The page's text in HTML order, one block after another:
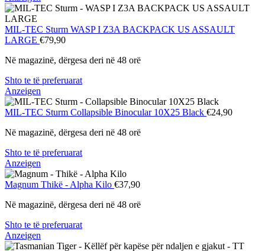
MIL-TEC Sturm WASP I Z3A BACKPACK US ASSAULT
LARGE €79,90
Në magazinë, dërgesa deri në 48 orë
Shto te të preferuarat
Anzeigen
MIL-TEC Sturm Collapsible Binocular 10X25 Black €24,90
Në magazinë, dërgesa deri në 48 orë
Shto te të preferuarat
Anzeigen
Magnum Thikë - Alpha Kilo €37,90
Në magazinë, dërgesa deri në 48 orë
Shto te të preferuarat
Anzeigen